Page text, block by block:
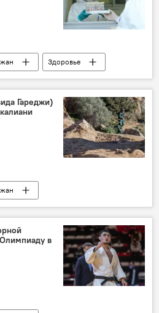
Здоровье
Статистика
Гареджи)
Грузия
в